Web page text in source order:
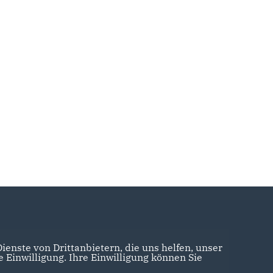
von Drittanbietern, die uns helfen, unser
Einwilligung. Ihre Einwilligung können Sie